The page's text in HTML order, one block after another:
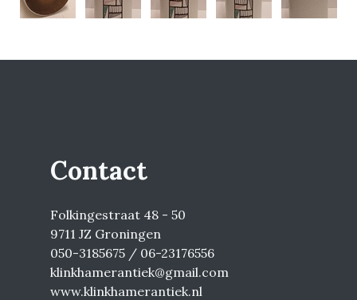
Contact
Folkingestraat 48 - 50
9711 JZ Groningen
050-3185675 / 06-23176556
klinkhamerantiek@gmail.com
www.klinkhamerantiek.nl